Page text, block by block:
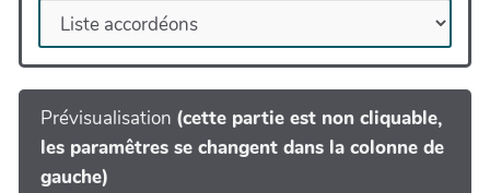
Prévisualisation (cette partie est non cliquable,
les paramêtres se changent dans la colonne de
gauche)